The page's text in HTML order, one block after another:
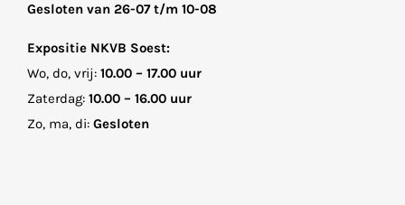
Gesloten van 26-07 t/m 10-08
Expositie NKVB Soest:
Wo, do, vrij: 10.00 – 17.00 uur
Zaterdag: 10.00 – 16.00 uur
Zo, ma, di: Gesloten